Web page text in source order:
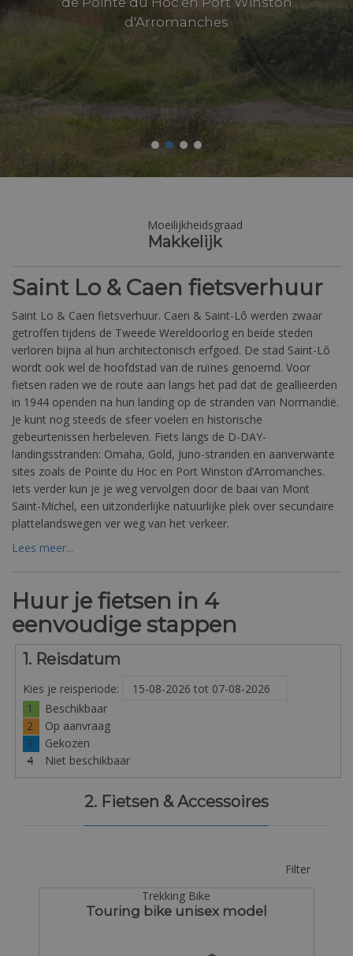
d'Arromanches
Moeilijkheidsgraad
Makkelijk
Saint Lo & Caen fietsverhuur
Saint Lo & Caen fietsverhuur. Caen & Saint-Lô werden zwaar
getroffen tijdens de Tweede Wereldoorlog en beide steden
verloren bijna al hun architectonisch erfgoed. De stad Saint-Lô
wordt ook wel de hoofdstad van de ruïnes genoemd. Voor
fietsen raden we de route aan langs het pad dat de geallieerden
in 1944 openden na hun landing op de stranden van Normandië.
Je kunt nog steeds de sfeer voelen en historische
gebeurtenissen herbeleven. Fiets langs de D-DAY-
landingsstranden: Omaha, Gold, Juno-stranden en aanverwante
sites zoals de Pointe du Hoc en Port Winston d’Arromanches.
Iets verder kun je je weg vervolgen door de baai van Mont
Saint-Michel, een uitzonderlijke natuurlijke plek over secundaire
plattelandswegen ver weg van het verkeer.
Lees meer...
Huur je fietsen in 4
eenvoudige stappen
1. Reisdatum
Kies je reisperiode:
1
Beschikbaar
2
Op aanvraag
3
Gekozen
4
Niet beschikbaar
2. Fietsen & Accessoires
Filter
Trekking Bike
Touring bike unisex model